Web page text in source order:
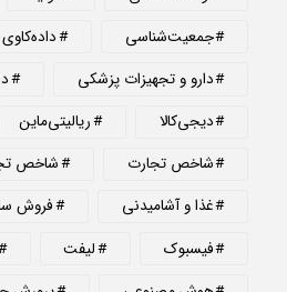
جمعیت‌شناسی
داده‌کاوی
دارو و تجهیزات پزشکی
دیجی‌کالا
ریالیتی‌ماین
شاخص تجارت
شاخص
غذا و آشامیدنی
فروش
فیسبوک
لیفت